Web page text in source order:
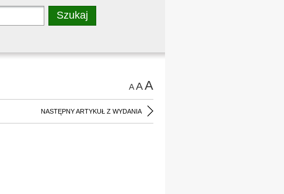
AAA
NASTĘPNY ARTYKUŁ Z WYDANIA